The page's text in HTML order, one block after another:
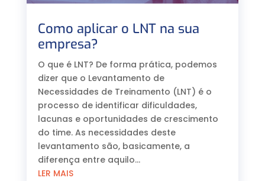
Como aplicar o LNT na sua
empresa?
O que é LNT? De forma prática, podemos
dizer que o Levantamento de
Necessidades de Treinamento (LNT) é o
processo de identificar dificuldades,
lacunas e oportunidades de crescimento
do time. As necessidades deste
levantamento são, basicamente, a
diferença entre aquilo...
LER MAIS